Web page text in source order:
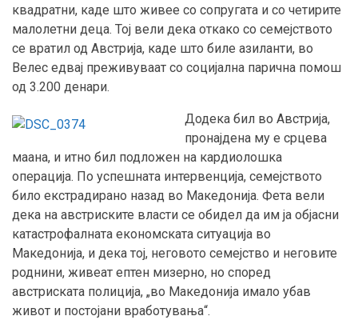
квадратни, каде што живее со сопругата и со четирите
малолетни деца. Тој вели дека откако со семејството
се вратил од Австрија, каде што биле азиланти, во
Велес едвај преживуваат со социјална парична помош
од 3.200 денари.
Додека бил во Австрија,
пронајдена му е срцева
маана, и итно бил подложен на кардиолошка
операција. По успешната интервенција, семејството
било екстрадирано назад во Македонија. Фета вели
дека на австриските власти се обидел да им ја објасни
катастрофалната економската ситуација во
Македонија, и дека тој, неговото семејство и неговите
роднини, живеат ептен мизерно, но според
австриската полиција, „во Македонија имало убав
живот и постојани вработувања“.